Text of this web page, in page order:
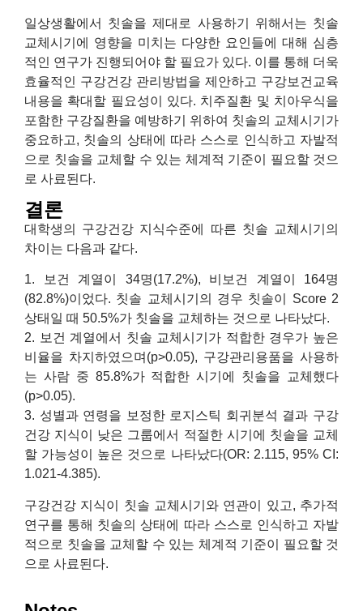
일상생활에서 칫솔을 제대로 사용하기 위해서는 칫솔
교체시기에 영향을 미치는 다양한 요인들에 대해 심층
적인 연구가 진행되어야 할 필요가 있다. 이를 통해 더욱
효율적인 구강건강 관리방법을 제안하고 구강보건교육
내용을 확대할 필요성이 있다. 치주질환 및 치아우식을
포함한 구강질환을 예방하기 위하여 칫솔의 교체시기가
중요하고, 칫솔의 상태에 따라 스스로 인식하고 자발적
으로 칫솔을 교체할 수 있는 체계적 기준이 필요할 것으
로 사료된다.
결론
대학생의 구강건강 지식수준에 따른 칫솔 교체시기의
차이는 다음과 같다.
1. 보건 계열이 34명(17.2%), 비보건 계열이 164명
(82.8%)이었다. 칫솔 교체시기의 경우 칫솔이 Score 2
상태일 때 50.5%가 칫솔을 교체하는 것으로 나타났다.
2. 보건 계열에서 칫솔 교체시기가 적합한 경우가 높은
비율을 차지하였으며(p>0.05), 구강관리용품을 사용하
는 사람 중 85.8%가 적합한 시기에 칫솔을 교체했다
(p>0.05).
3. 성별과 연령을 보정한 로지스틱 회귀분석 결과 구강
건강 지식이 낮은 그룹에서 적절한 시기에 칫솔을 교체
할 가능성이 높은 것으로 나타났다(OR: 2.115, 95% CI:
1.021-4.385).
구강건강 지식이 칫솔 교체시기와 연관이 있고, 추가적
연구를 통해 칫솔의 상태에 따라 스스로 인식하고 자발
적으로 칫솔을 교체할 수 있는 체계적 기준이 필요할 것
으로 사료된다.